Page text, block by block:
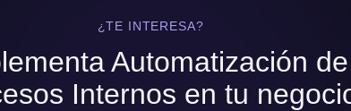
¿TE INTERESA?
Automatización de
Internos en tu